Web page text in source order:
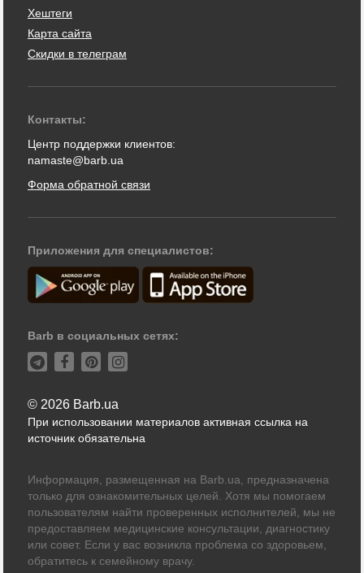
Хештеги
Карта сайта
Скидки в телеграм
Контакты:
Центр поддержки клиентов:
namaste@barb.ua
Форма обратной связи
Приложения для специалистов:
Barb в социальных сетях:
© 2026 Barb.ua
При использовании материалов активная ссылка на
источник обязательна
Информация, размещенная на Barb.ua, предназначена
только для ознакомительных целей. Хотя мы помогаем
пользователям найти проверенных исполнителей, мы не
предоставляем медицинские консультации, диагностику
или совет. Если у вас возникла проблема со здоровьем,
обратитесь к семейному врачу.